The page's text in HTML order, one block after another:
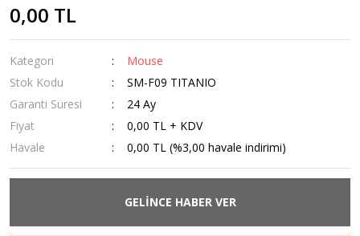
0,00 TL
Kategori
Mouse
Stok Kodu
SM-F09 TITANIO
Garanti Süresi
24 Ay
Fiyat
0,00 TL + KDV
Havale
0,00 TL (%3,00 havale indirimi)
GELİNCE HABER VER